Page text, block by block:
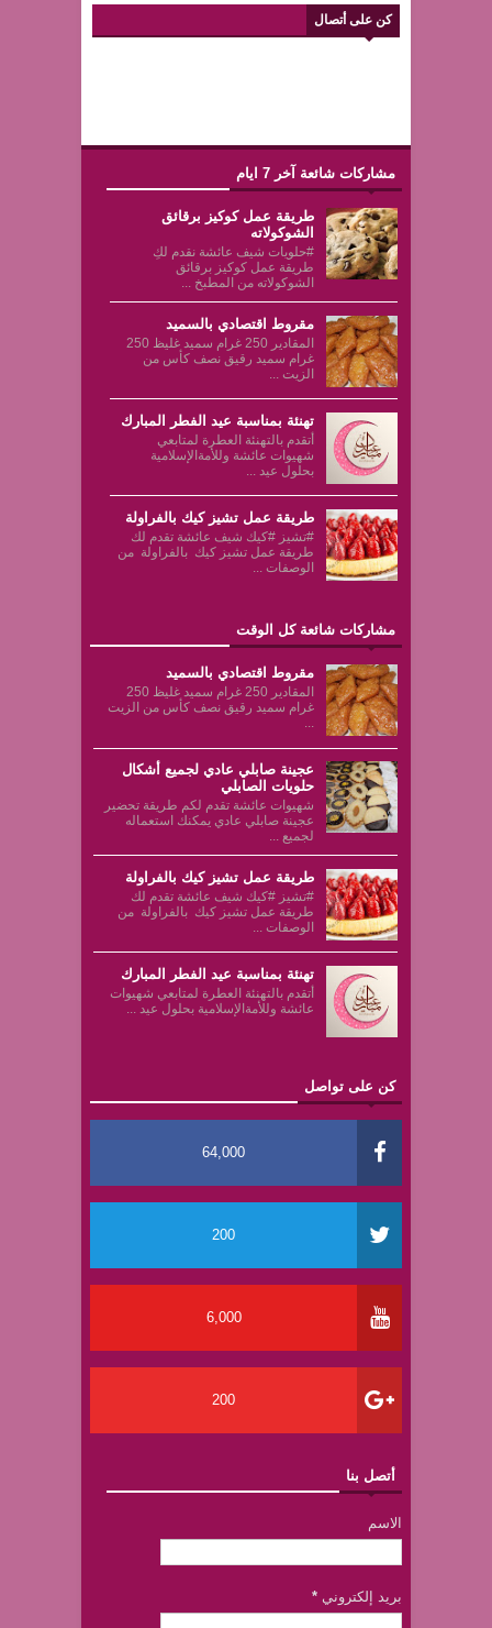
كن على أتصال
مشاركات شائعة آخر 7 ايام
طريقة عمل كوكيز برقائق
الشوكولاته
#حلويات شيف عائشة نقدم لكِ
طريقة عمل كوكيز برقائق
الشوكولاته من المطبخ ...
مقروط اقتصادي بالسميد
المقادير 250 غرام سميد غليظ 250
غرام سميد رقيق نصف كأس من
الزيت ...
تهنئة بمناسبة عيد الفطر المبارك
أتقدم بالتهنئة العطرة لمتابعي
شهيوات عائشة وللأمةالإسلامية
بحلول عيد ...
طريقة عمل تشيز كيك بالفراولة
#تشيز #كيك شيف عائشة تقدم لك
طريقة عمل تشيز كيك بالفراولة من
الوصفات ...
مشاركات شائعة كل الوقت
مقروط اقتصادي بالسميد
المقادير 250 غرام سميد غليظ 250
غرام سميد رقيق نصف كأس من الزيت
...
عجينة صابلي عادي لجميع أشكال
حلويات الصابلي
شهيوات عائشة تقدم لكم طريقة تحضير
عجينة صابلي عادي يمكنك استعماله
لجميع ...
طريقة عمل تشيز كيك بالفراولة
#تشيز #كيك شيف عائشة تقدم لك
طريقة عمل تشيز كيك بالفراولة من
الوصفات ...
تهنئة بمناسبة عيد الفطر المبارك
أتقدم بالتهنئة العطرة لمتابعي شهيوات
عائشة وللأمةالإسلامية بحلول عيد ...
كن على تواصل
64,000
200
6,000
200
أتصل بنا
الاسم
بريد إلكتروني *